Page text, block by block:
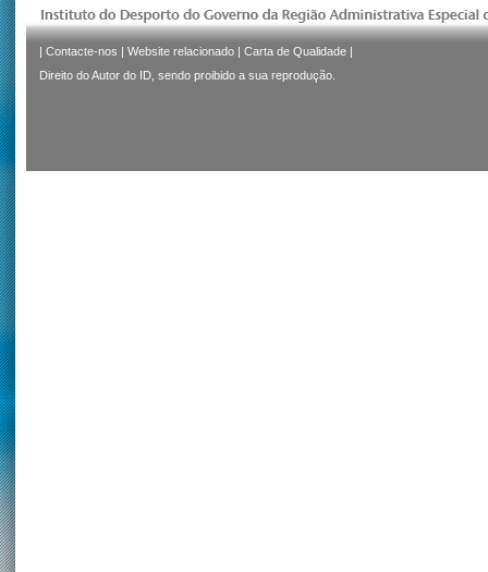
| Contacte-nos | Website relacionado | Carta de Qualidade |
Direito do Autor do ID, sendo proibido a sua reprodução.